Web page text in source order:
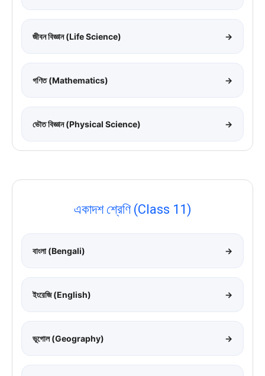
জীবন বিজ্ঞান (Life Science) →
গণিত (Mathematics) →
ভৌত বিজ্ঞান (Physical Science) →
একাদশ শ্রেণি (Class 11)
বাংলা (Bengali) →
ইংরেজি (English) →
ভূগোল (Geography) →